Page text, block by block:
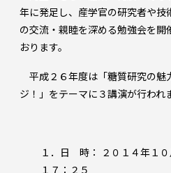
年に発足し、産学官の研究者や
の交流・親睦を深める勉強会を開
おります。
平成２６年度は「糖質研究の魅
ジ！」をテーマに３講演が行われ
１．日 時： ２０１４年１
１７：２５